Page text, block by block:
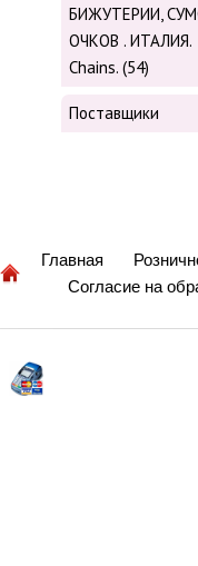
БИЖУТЕРИИ,
ОЧКОВ . ИТАЛИЯ.
Chains. (54)
Поставщики
Главная
Согласие на